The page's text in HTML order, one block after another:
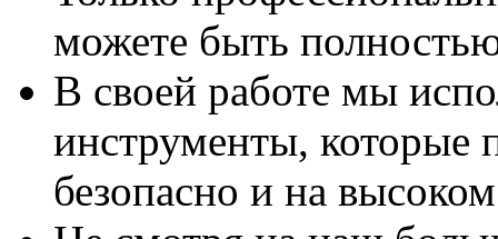
можете быть
В своей работе мы
инструменты, которые
безопасно и на